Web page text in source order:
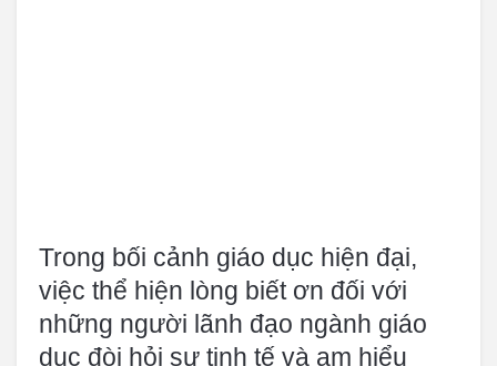
Trong bối cảnh giáo dục hiện đại,
việc thể hiện lòng biết ơn đối với
những người lãnh đạo ngành giáo
dục đòi hỏi sự tinh tế và am hiểu